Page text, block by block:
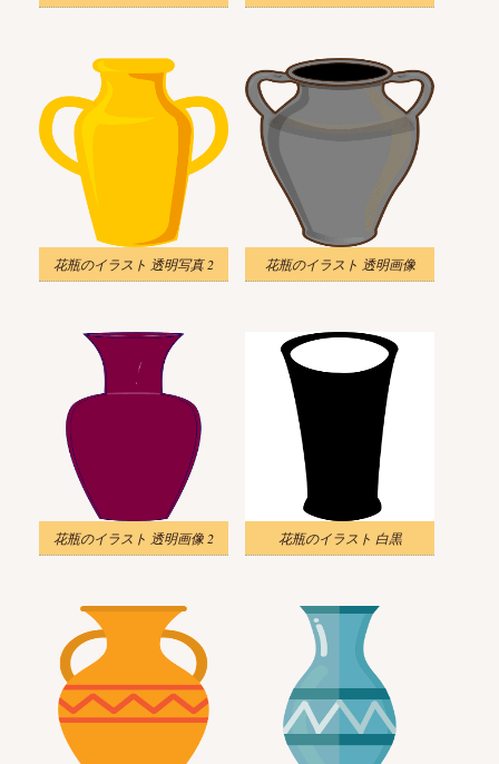
花瓶のイラスト 透明写真 2 花瓶のイラスト 透明画像
花瓶のイラスト 透明画像 2 花瓶のイラスト 白黒